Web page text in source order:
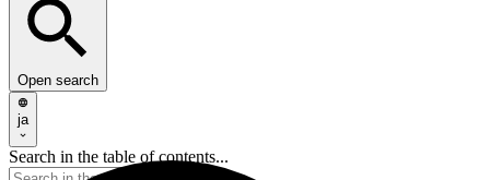
Open search
ja
Search in the table of contents...